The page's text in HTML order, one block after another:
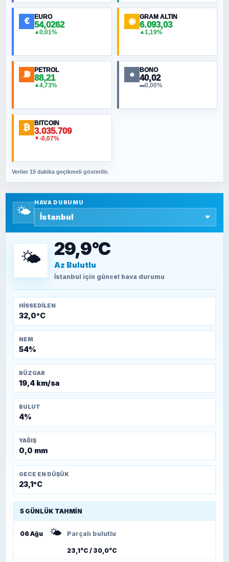
MURAT ÖZKAN
NURETTIN BÖLÜK
ORHAN KILIÇOĞLU
Fahişeye beyinli bir müstevli alçağına
SAVAŞ ŞAHİN
SEYFULLAH ÇİÇEK
TEOMAN ALPASLAN
Kütahya-Eskişehir Muharebeleri (10-24
€ EURO
54,0262
▲0,01%
◉ GRAM ALTIN
6.093,03
▲1,19%
⛽ PETROL
88,21
▲4,73%
● BONO
40,02
▬0,00%
₿ BITCOIN
3.035.709
▼-0,07%
Veriler 15 dakika geçikmeli gösterilir.
🌤️
HAVA DURUMU
🌤️ 29,9°C
Az Bulutlu
İstanbul için güncel hava durumu
HISSEDILEN
32,0°C
NEM
54%
RÜZGAR
19,4 km/sa
BULUT
4%
YAĞIŞ
0,0 mm
GECE EN DÜŞÜK
23,1°C
5 GÜNLÜK TAHMIN
06 Ağu 🌤️ Parçalı bulutlu
23,1°C / 30,0°C